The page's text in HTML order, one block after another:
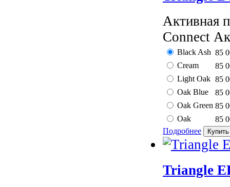
Активная
Connect
Black Ash 85
Cream
85
Light Oak 85
Oak Blue
85
Oak Green 85
Oak
85
Подробнее
Triangle